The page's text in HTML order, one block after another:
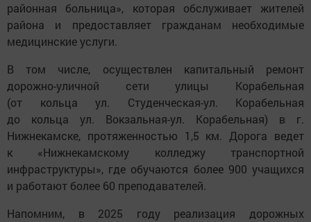
районная больница», которая обслуживает жителей
района и предоставляет гражданам необходимые
медицинские услуги.
В том числе, осуществлен капитальный ремонт
дорожно-уличной сети улицы Корабельная
(от кольца ул. Студенческая-ул. Корабельная
до кольца ул. Вокзальная-ул. Корабельная) в г.
Нижнекамске, протяженностью 1,5 км. Дорога ведет
к «Нижнекамскому колледжу транспортной
инфраструктуры», где обучаются более 900 учащихся
и работают более 60 преподавателей.
Напомним, в 2025 году реализация дорожных